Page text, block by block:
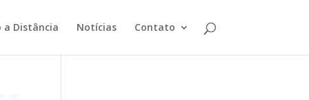
a Distância Notícias Contato